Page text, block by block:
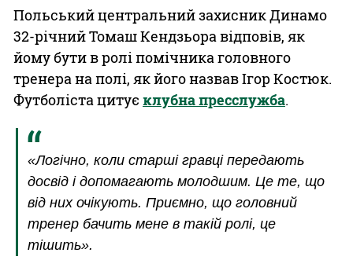
Польський центральний захисник Динамо
32-річний Томаш Кендзьора відповів, як
йому бути в ролі помічника головного
тренера на полі, як його назвав Ігор Костюк.
Футболіста цитує клубна пресслужба.
«Логічно, коли старші гравці передають
досвід і допомагають молодшим. Це те, що
від них очікують. Приємно, що головний
тренер бачить мене в такій ролі, це
тішить».